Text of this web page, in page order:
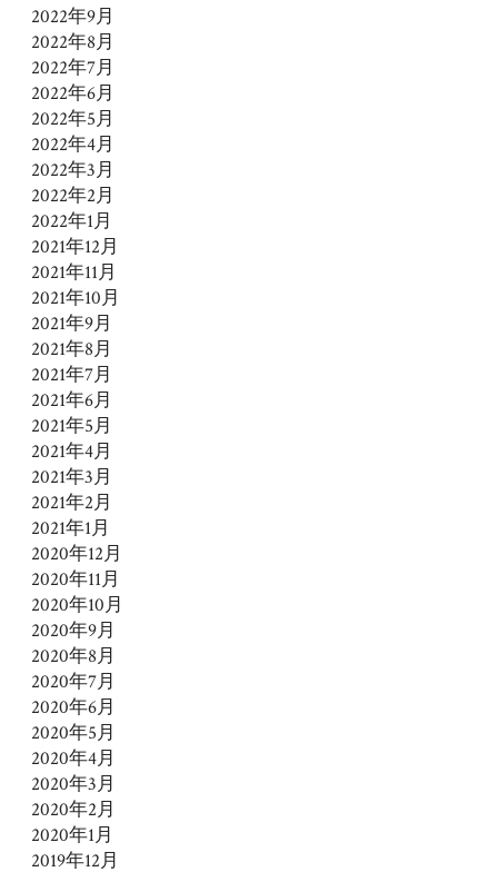
2022年9月
2022年8月
2022年7月
2022年6月
2022年5月
2022年4月
2022年3月
2022年2月
2022年1月
2021年12月
2021年11月
2021年10月
2021年9月
2021年8月
2021年7月
2021年6月
2021年5月
2021年4月
2021年3月
2021年2月
2021年1月
2020年12月
2020年11月
2020年10月
2020年9月
2020年8月
2020年7月
2020年6月
2020年5月
2020年4月
2020年3月
2020年2月
2020年1月
2019年12月